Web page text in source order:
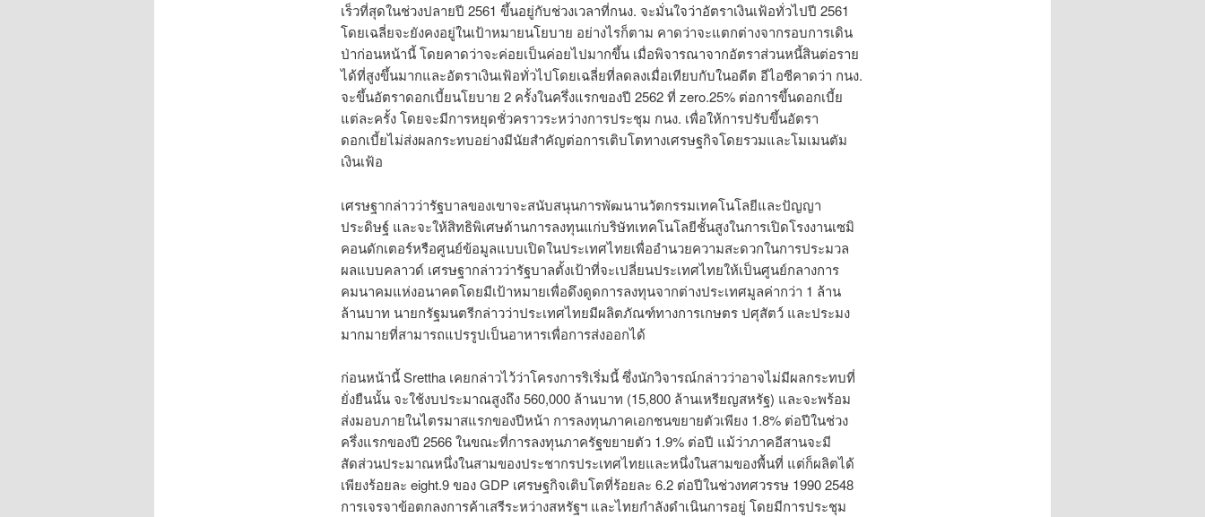
เร็วที่สุดในช่วงปลายปี 2561 ขึ้นอยู่กับช่วงเวลาที่กนง. จะมั่นใจว่าอัตราเงินเฟ้อทั่วไปปี 2561
โดยเฉลี่ยจะยังคงอยู่ในเป้าหมายนโยบาย อย่างไรก็ตาม คาดว่าจะแตกต่างจากรอบการเดิน
ป่าก่อนหน้านี้ โดยคาดว่าจะค่อยเป็นค่อยไปมากขึ้น เมื่อพิจารณาจากอัตราส่วนหนี้สินต่อราย
ได้ที่สูงขึ้นมากและอัตราเงินเฟ้อทั่วไปโดยเฉลี่ยที่ลดลงเมื่อเทียบกับในอดีต อีไอซีคาดว่า กนง.
จะขึ้นอัตราดอกเบี้ยนโยบาย 2 ครั้งในครึ่งแรกของปี 2562 ที่ zero.25% ต่อการขึ้นดอกเบี้ย
แต่ละครั้ง โดยจะมีการหยุดชั่วคราวระหว่างการประชุม กนง. เพื่อให้การปรับขึ้นอัตรา
ดอกเบี้ยไม่ส่งผลกระทบอย่างมีนัยสำคัญต่อการเติบโตทางเศรษฐกิจโดยรวมและโมเมนตัม
เงินเฟ้อ
เศรษฐากล่าวว่ารัฐบาลของเขาจะสนับสนุนการพัฒนานวัตกรรมเทคโนโลยีและปัญญา
ประดิษฐ์ และจะให้สิทธิพิเศษด้านการลงทุนแก่บริษัทเทคโนโลยีชั้นสูงในการเปิดโรงงานเซมิ
คอนดักเตอร์หรือศูนย์ข้อมูลแบบเปิดในประเทศไทยเพื่ออำนวยความสะดวกในการประมวล
ผลแบบคลาวด์ เศรษฐากล่าวว่ารัฐบาลตั้งเป้าที่จะเปลี่ยนประเทศไทยให้เป็นศูนย์กลางการ
คมนาคมแห่งอนาคตโดยมีเป้าหมายเพื่อดึงดูดการลงทุนจากต่างประเทศมูลค่ากว่า 1 ล้าน
ล้านบาท นายกรัฐมนตรีกล่าวว่าประเทศไทยมีผลิตภัณฑ์ทางการเกษตร ปศุสัตว์ และประมง
มากมายที่สามารถแปรรูปเป็นอาหารเพื่อการส่งออกได้
ก่อนหน้านี้ Srettha เคยกล่าวไว้ว่าโครงการริเริ่มนี้ ซึ่งนักวิจารณ์กล่าวว่าอาจไม่มีผลกระทบที่
ยั่งยืนนั้น จะใช้งบประมาณสูงถึง 560,000 ล้านบาท (15,800 ล้านเหรียญสหรัฐ) และจะพร้อม
ส่งมอบภายในไตรมาสแรกของปีหน้า การลงทุนภาคเอกชนขยายตัวเพียง 1.8% ต่อปีในช่วง
ครึ่งแรกของปี 2566 ในขณะที่การลงทุนภาครัฐขยายตัว 1.9% ต่อปี แม้ว่าภาคอีสานจะมี
สัดส่วนประมาณหนึ่งในสามของประชากรประเทศไทยและหนึ่งในสามของพื้นที่ แต่ก็ผลิตได้
เพียงร้อยละ eight.9 ของ GDP เศรษฐกิจเติบโตที่ร้อยละ 6.2 ต่อปีในช่วงทศวรรษ 1990 2548
การเจรจาข้อตกลงการค้าเสรีระหว่างสหรัฐฯ และไทยกำลังดำเนินการอยู่ โดยมีการประชุม